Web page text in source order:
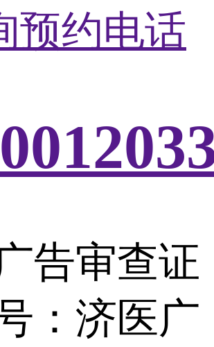
预约电话
告审查证
：济医广